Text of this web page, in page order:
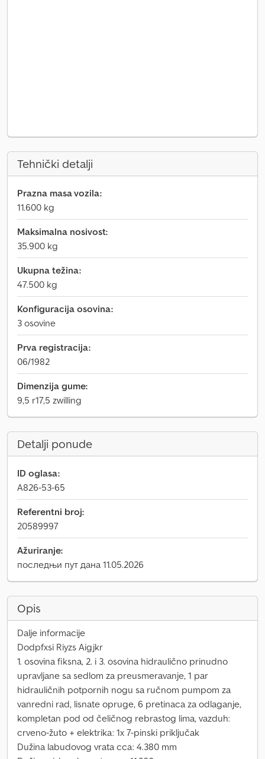
Tehnički detalji
Prazna masa vozila:
11.600 kg
Maksimalna nosivost:
35.900 kg
Ukupna težina:
47.500 kg
Konfiguracija osovina:
3 osovine
Prva registracija:
06/1982
Dimenzija gume:
9,5 r17,5 zwilling
Detalji ponude
ID oglasa:
A826-53-65
Referentni broj:
20589997
Ažuriranje:
последњи пут дана 11.05.2026
Opis
Dalje informacije
Dodpfxsi Riyzs Aigjkr
1. osovina fiksna, 2. i 3. osovina hidraulično prinudno
upravljane sa sedlom za preusmeravanje, 1 par
hidrauličnih potpornih nogu sa ručnom pumpom za
vanredni rad, lisnate opruge, 6 pretinaca za odlaganje,
kompletan pod od čeličnog rebrastog lima, vazduh:
crveno-žuto + elektrika: 1x 7-pinski priključak
Dužina labudovog vrata cca: 4.380 mm